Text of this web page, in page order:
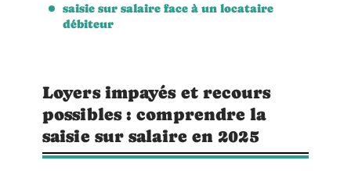
saisie sur salaire face à un locataire
débiteur
Loyers impayés et recours
possibles : comprendre la
saisie sur salaire en 2025